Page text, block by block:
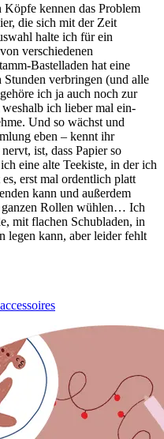
kennen das Problem
die sich mit der Zeit
halte ich für ein
verschiedenen
Bastelladen hat eine
verbringen (und alle
ich ja auch noch zur
ich lieber mal ein-
Und so wächst und
eben – kennt ihr
ist, dass Papier so
eine alte Teekiste, in der ich
erst mal ordentlich platt
kann und außerdem
ganzen Rollen wühlen… Ich
mit flachen Schubladen, in
legen kann, aber leider fehlt